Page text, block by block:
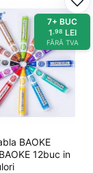
7+ BUC
1,98 LEI
FĂRĂ TVA
BAOKE
12buc in